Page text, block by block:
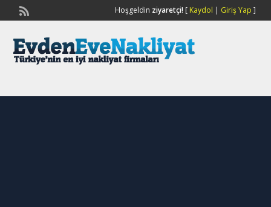
Hoşgeldin ziyaretçi![ Kaydol | Giriş Yap ]